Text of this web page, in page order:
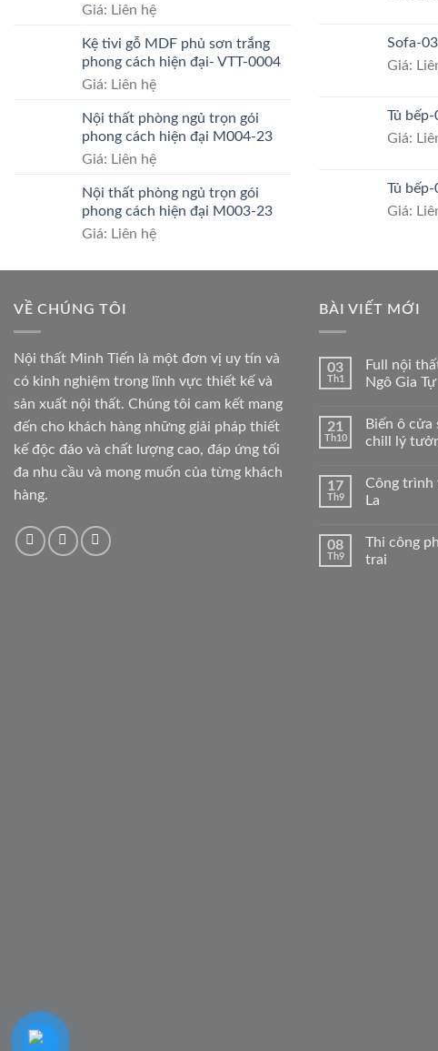
Giá: Liên hệ
Kệ tivi gỗ MDF phủ sơn trắng
phong cách hiện đại- VTT-0004
Giá: Liên hệ
Nội thất phòng ngủ trọn gói
phong cách hiện đại M004-23
Giá: Liên hệ
Nội thất phòng ngủ trọn gói
phong cách hiện đại M003-23
Giá: Liên hệ
Sofa-
Giá:
Tủ bếp-
Giá:
Tủ
Giá:
VỀ CHÚNG TÔI
Nội thất Minh Tiến là một đơn vị uy tín và
có kinh nghiệm trong lĩnh vực thiết kế và
sản xuất nội thất. Chúng tôi cam kết mang
đến cho khách hàng những giải pháp thiết
kế độc đáo và chất lượng cao, đáp ứng tối
đa nhu cầu và mong muốn của từng khách
hàng.
BÀI VIẾT MỚI
03
Th1
Full nội
Ngô Gia Tự
21
Th10
Biến ô
chill lý
17
Th9
Công trình
La
08
Th9
Thi công
trai